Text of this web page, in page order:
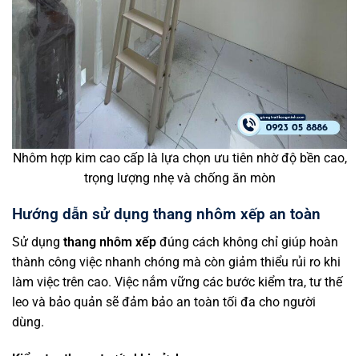
Nhôm hợp kim cao cấp là lựa chọn ưu tiên nhờ độ bền cao,
trọng lượng nhẹ và chống ăn mòn
Hướng dẫn sử dụng thang nhôm xếp an toàn
Sử dụng thang nhôm xếp đúng cách không chỉ giúp hoàn
thành công việc nhanh chóng mà còn giảm thiểu rủi ro khi
làm việc trên cao. Việc nắm vững các bước kiểm tra, tư thế
leo và bảo quản sẽ đảm bảo an toàn tối đa cho người
dùng.